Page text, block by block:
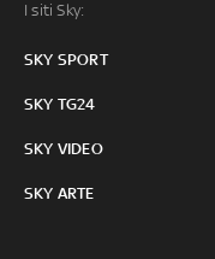
I siti Sky:
SKY SPORT
SKY TG24
SKY VIDEO
SKY ARTE